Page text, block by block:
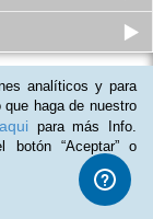
línea (Online) de
de Cargas y
Co...
Plazas disponibles
529mxn
analíticos y para
haga de nuestro
aqui para más Info.
botón “Aceptar” o